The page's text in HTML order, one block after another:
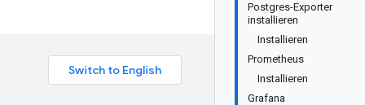
Postgres-Exporter
installieren
Installieren
Prometheus
Installieren
Grafana